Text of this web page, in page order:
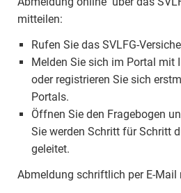
mitteilen:
Rufen Sie das SVLFG-
Melden Sie sich im Portal mit
oder registrieren Sie sich
Portals.
Öffnen Sie den Fragebogen
Sie werden Schritt für Schritt
geleitet.
Abmeldung schriftlich per E-Mail